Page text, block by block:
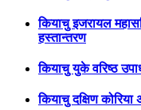
कियाचु इजरायल
हस्तान्तरण
कियाचु युके वरिष्ठ
कियाचु दक्षिण कोरिया